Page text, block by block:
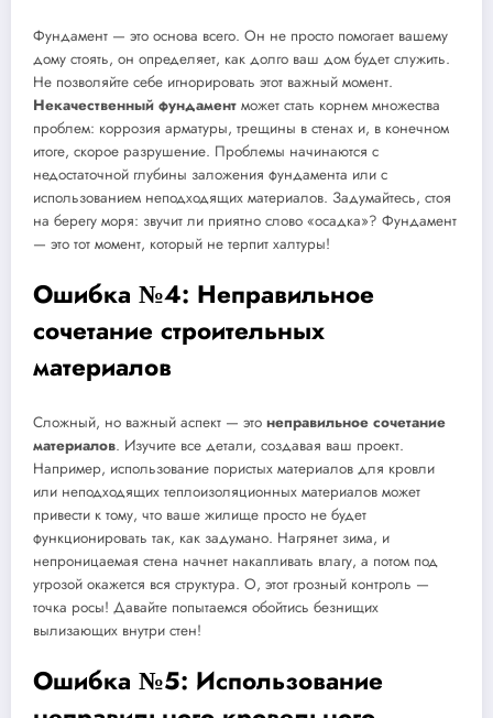
Фундамент — это основа всего. Он не просто помогает вашему
дому стоять, он определяет, как долго ваш дом будет служить.
Не позволяйте себе игнорировать этот важный момент.
Некачественный фундамент может стать корнем множества
проблем: коррозия арматуры, трещины в стенах и, в конечном
итоге, скорое разрушение. Проблемы начинаются с
недостаточной глубины заложения фундамента или с
использованием неподходящих материалов. Задумайтесь, стоя
на берегу моря: звучит ли приятно слово «осадка»? Фундамент
— это тот момент, который не терпит халтуры!
Ошибка №4: Неправильное
сочетание строительных
материалов
Сложный, но важный аспект — это неправильное сочетание
материалов. Изучите все детали, создавая ваш проект.
Например, использование пористых материалов для кровли
или неподходящих теплоизоляционных материалов может
привести к тому, что ваше жилище просто не будет
функционировать так, как задумано. Нагрянет зима, и
непроницаемая стена начнет накапливать влагу, а потом под
угрозой окажется вся структура. О, этот грозный контроль —
точка росы! Давайте попытаемся обойтись безнищих
вылизающих внутри стен!
Ошибка №5: Использование